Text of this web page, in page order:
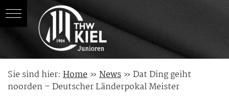
content
Sie sind hier: Home » News » Dat Ding geiht
noorden – Deutscher Länderpokal Meister